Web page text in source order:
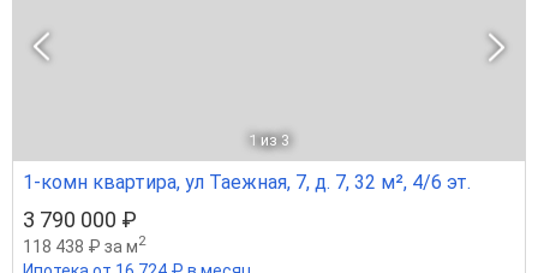
1 из 3
1-комн квартира, ул Таежная, 7, д. 7, 32 м², 4/6 эт.
3 790 000 ₽
118 438 ₽ за м2